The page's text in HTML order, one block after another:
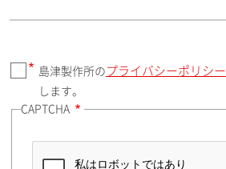
郵便番号（勤務先）
住所検索
島津製作所の プライバシーポリシー
します。
CAPTCHA